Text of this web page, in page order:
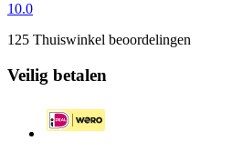
10.0
125 Thuiswinkel beoordelingen
Veilig betalen